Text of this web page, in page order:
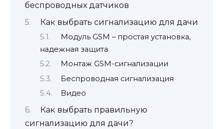
беспроводных датчиков
Как выбрать сигнализацию для дачи
Модуль GSM – простая установка,
надежная защита
Монтаж GSM-сигнализации
Беспроводная сигнализация
Видео
Как выбрать правильную
сигнализацию для дачи?